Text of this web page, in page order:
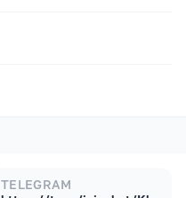
TELEGRAM